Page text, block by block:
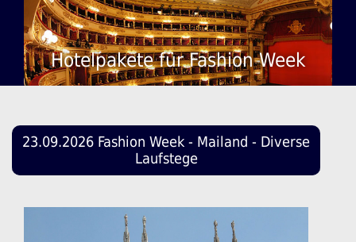
Hotelpakete für Fashion Week
23.09.2026 Fashion Week - Mailand - Diverse
Laufstege